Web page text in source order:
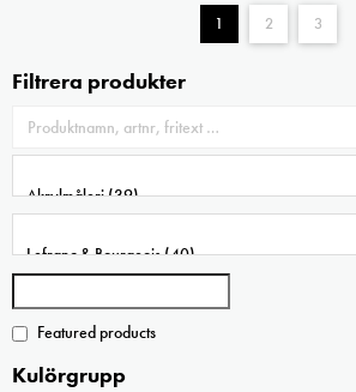
1 2 3
Filtrera produkter
Featured products
Kulörgrupp